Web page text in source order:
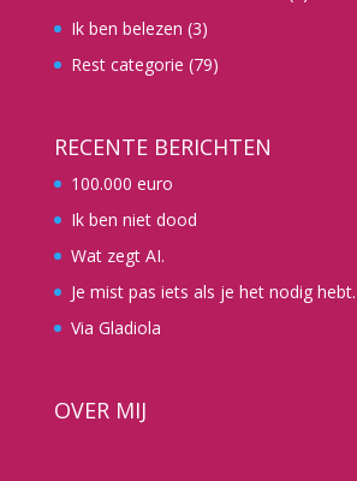
Ik ben belezen (3)
Rest categorie (79)
RECENTE BERICHTEN
100.000 euro
Ik ben niet dood
Wat zegt AI.
Je mist pas iets als je het nodig hebt.
Via Gladiola
OVER MIJ